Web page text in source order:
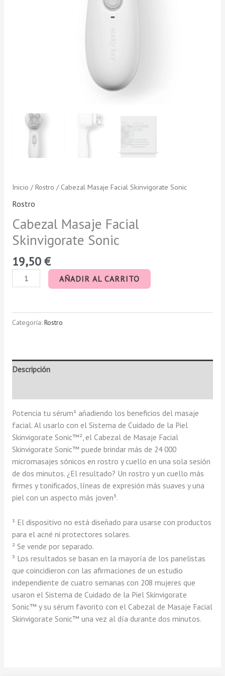
Inicio /Rostro / Cabezal Masaje Facial Skinvigorate Sonic
Rostro
Cabezal Masaje Facial
Skinvigorate Sonic
19,50 €
AÑADIR AL CARRITO
Categoría: Rostro
Descripción
Potencia tu sérum¹ añadiendo los beneficios del masaje
facial. Al usarlo con el Sistema de Cuidado de la Piel
Skinvigorate Sonic™², el Cabezal de Masaje Facial
Skinvigorate Sonic™ puede brindar más de 24 000
micromasajes sónicos en rostro y cuello en una sola sesión
de dos minutos. ¿El resultado? Un rostro y un cuello más
firmes y tonificados, líneas de expresión más suaves y una
piel con un aspecto más joven³.
¹ El dispositivo no está diseñado para usarse con productos
para el acné ni protectores solares.
² Se vende por separado.
³ Los resultados se basan en la mayoría de los panelistas
que coincidieron con las afirmaciones de un estudio
independiente de cuatro semanas con 208 mujeres que
usaron el Sistema de Cuidado de la Piel Skinvigorate
Sonic™ y su sérum favorito con el Cabezal de Masaje Facial
Skinvigorate Sonic™ una vez al día durante dos minutos.